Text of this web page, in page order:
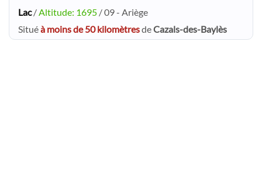
Lac/ Altitude: 1695 / 09 - Ariège
Situéà moins de 50 kilomètresdeCazals-des-Baylès